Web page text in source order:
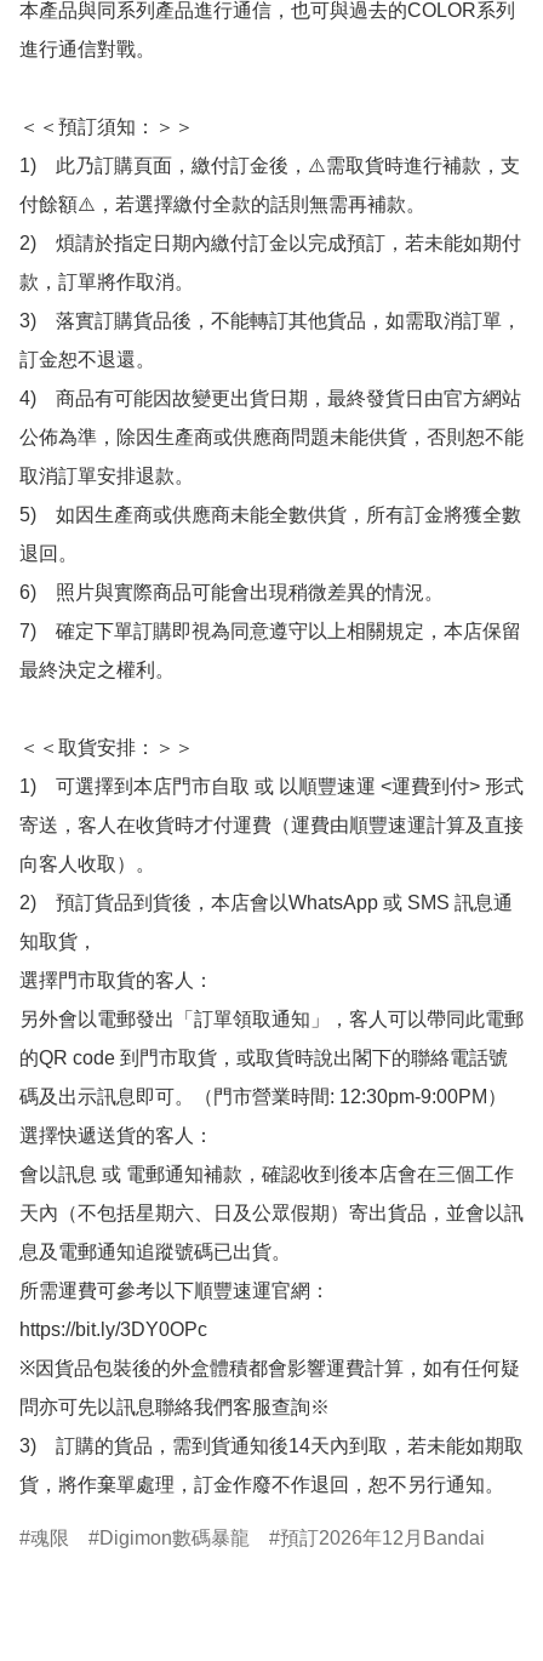
本產品與同系列產品進行通信，也可與過去的COLOR系列
進行通信對戰。
＜＜預訂須知：＞＞
1)　此乃訂購頁面，繳付訂金後，⚠️需取貨時進行補款，支
付餘額⚠️，若選擇繳付全款的話則無需再補款。
2)　煩請於指定日期內繳付訂金以完成預訂，若未能如期付
款，訂單將作取消。
3)　落實訂購貨品後，不能轉訂其他貨品，如需取消訂單，
訂金恕不退還。
4)　商品有可能因故變更出貨日期，最終發貨日由官方網站
公佈為準，除因生產商或供應商問題未能供貨，否則恕不能
取消訂單安排退款。
5)　如因生產商或供應商未能全數供貨，所有訂金將獲全數
退回。
6)　照片與實際商品可能會出現稍微差異的情況。
7)　確定下單訂購即視為同意遵守以上相關規定，本店保留
最終決定之權利。
＜＜取貨安排：＞＞
1)　可選擇到本店門市自取 或 以順豐速運 <運費到付> 形式
寄送，客人在收貨時才付運費（運費由順豐速運計算及直接
向客人收取）。
2)　預訂貨品到貨後，本店會以WhatsApp 或 SMS 訊息通
知取貨，
選擇門市取貨的客人：
另外會以電郵發出「訂單領取通知」，客人可以帶同此電郵
的QR code 到門市取貨，或取貨時說出閣下的聯絡電話號
碼及出示訊息即可。（門市營業時間: 12:30pm-9:00PM）
選擇快遞送貨的客人：
會以訊息 或 電郵通知補款，確認收到後本店會在三個工作
天內（不包括星期六、日及公眾假期）寄出貨品，並會以訊
息及電郵通知追蹤號碼已出貨。
所需運費可參考以下順豐速運官網：
https://bit.ly/3DY0OPc
※因貨品包裝後的外盒體積都會影響運費計算，如有任何疑
問亦可先以訊息聯絡我們客服查詢※
3)　訂購的貨品，需到貨通知後14天內到取，若未能如期取
貨，將作棄單處理，訂金作廢不作退回，恕不另行通知。
魂限 Digimon數碼暴龍 預訂2026年12月Bandai